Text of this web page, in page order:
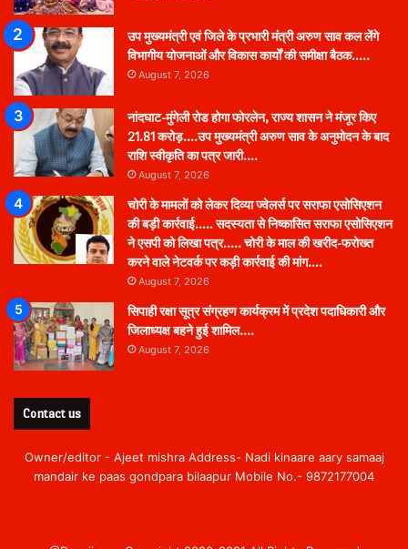
उप मुख्यमंत्री एवं जिले के प्रभारी मंत्री अरुण साव कल लेंगे
विभागीय योजनाओं और विकास कार्यों की समीक्षा बैठक…..
August 7, 2026
नांदघाट-मुंगेली रोड होगा फोरलेन, राज्य शासन ने मंजूर किए
21.81 करोड़….उप मुख्यमंत्री अरुण साव के अनुमोदन के बाद
राशि स्वीकृति का पत्र जारी….
August 7, 2026
चोरी के मामलों को लेकर दिव्या ज्वेलर्स पर सराफा एसोसिएशन
की बड़ी कार्रवाई….. सदस्यता से निष्कासित सराफा एसोसिएशन
ने एसपी को लिखा पत्र….. चोरी के माल की खरीद-फरोख्त
करने वाले नेटवर्क पर कड़ी कार्रवाई की मांग….
August 7, 2026
सिपाही रक्षा सूत्र संग्रहण कार्यक्रम में प्रदेश पदाधिकारी और
जिलाध्यक्ष बहने हुई शामिल….
August 7, 2026
Contact us
Owner/editor - Ajeet mishra Address- Nadi kinaare aary samaaj
mandair ke paas gondpara bilaapur Mobile No.- 9872177004